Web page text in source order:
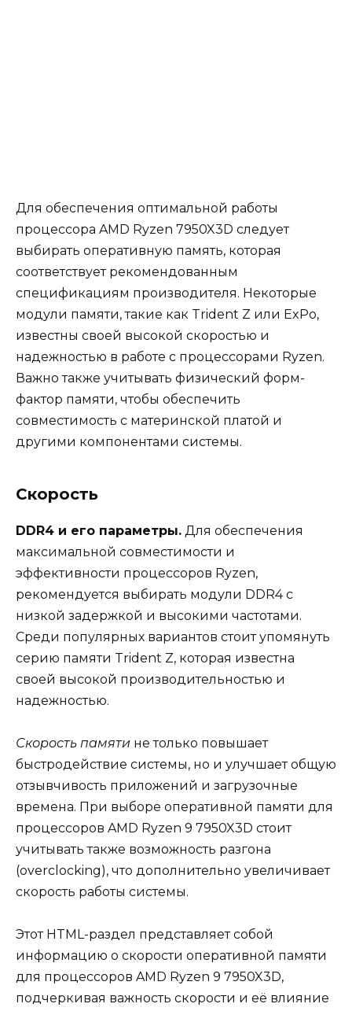
Для обеспечения оптимальной работы
процессора AMD Ryzen 7950X3D следует
выбирать оперативную память, которая
соответствует рекомендованным
спецификациям производителя. Некоторые
модули памяти, такие как Trident Z или ExPo,
известны своей высокой скоростью и
надежностью в работе с процессорами Ryzen.
Важно также учитывать физический форм-
фактор памяти, чтобы обеспечить
совместимость с материнской платой и
другими компонентами системы.
Скорость
DDR4 и его параметры. Для обеспечения
максимальной совместимости и
эффективности процессоров Ryzen,
рекомендуется выбирать модули DDR4 с
низкой задержкой и высокими частотами.
Среди популярных вариантов стоит упомянуть
серию памяти Trident Z, которая известна
своей высокой производительностью и
надежностью.
Скорость памяти не только повышает
быстродействие системы, но и улучшает общую
отзывчивость приложений и загрузочные
времена. При выборе оперативной памяти для
процессоров AMD Ryzen 9 7950X3D стоит
учитывать также возможность разгона
(overclocking), что дополнительно увеличивает
скорость работы системы.
Этот HTML-раздел представляет собой
информацию о скорости оперативной памяти
для процессоров AMD Ryzen 9 7950X3D,
подчеркивая важность скорости и её влияние